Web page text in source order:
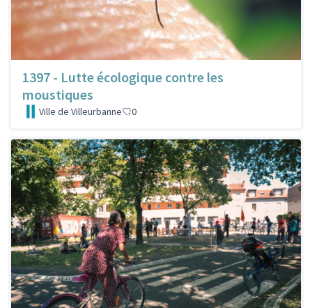
1397 - Lutte écologique contre les
moustiques
Ville de Villeurbanne 0